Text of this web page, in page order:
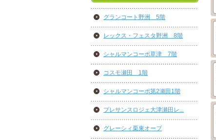
グランコート野洲 5階
レックス・フェスタ野洲 8階
シャルマンコーポ草津 7階
コスモ瀬田 1階
シャルマンコーポ第2瀬田1階
プレサンスロジェ大津瀬田レ...
グレーシィ栗東オーブ